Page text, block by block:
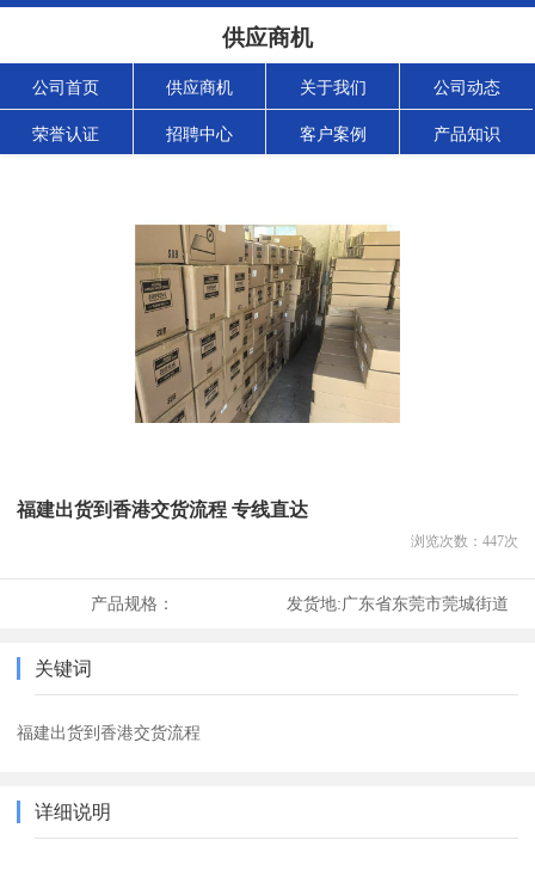
供应商机
公司首页 供应商机 关于我们 公司动态
荣誉认证 招聘中心 客户案例 产品知识
福建出货到香港交货流程 专线直达
浏览次数： 447次
产品规格： 发货地:广东省东莞市莞城街道
关键词
福建出货到香港交货流程
详细说明